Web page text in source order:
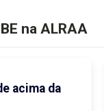
na ALRAA
acima da